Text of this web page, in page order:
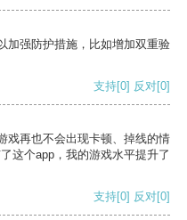
加强防护措施，比如增加双重验
支持[0] 反对[0]
戏再也不会出现卡顿、掉线的情
这个app，我的游戏水平提升了
支持[0] 反对[0]